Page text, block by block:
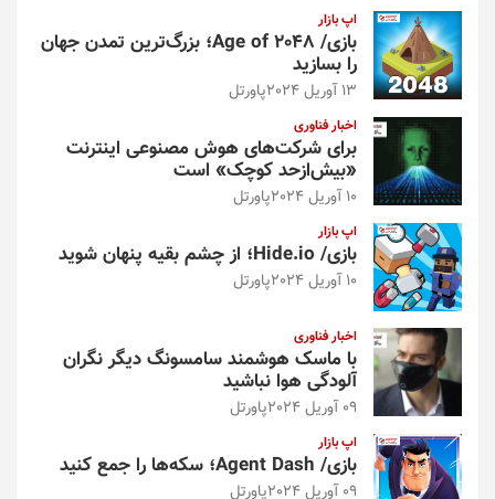
اپ بازار
بازی/ Age of 2048؛ بزرگ‌ترین تمدن جهان
را بسازید
13 آوریل 2024 پاورتل
اخبار فناوری
برای شرکت‌های هوش مصنوعی اینترنت
«بیش‌از‌حد کوچک» است
10 آوریل 2024 پاورتل
اپ بازار
بازی/ Hide.io؛ از چشم بقیه پنهان شوید
10 آوریل 2024 پاورتل
اخبار فناوری
با ماسک هوشمند سامسونگ دیگر نگران
آلودگی هوا نباشید
09 آوریل 2024 پاورتل
اپ بازار
بازی/ Agent Dash؛ سکه‌ها را جمع کنید
09 آوریل 2024 پاورتل